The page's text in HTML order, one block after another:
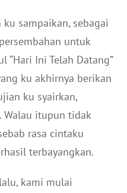
sampaikan, sebagai
untuk
“Hari Ini Telah Datang”
ku akhirnya berikan
ku syairkan,
Walau itupun tidak
rasa cintaku
terbayangkan.
kami mulai